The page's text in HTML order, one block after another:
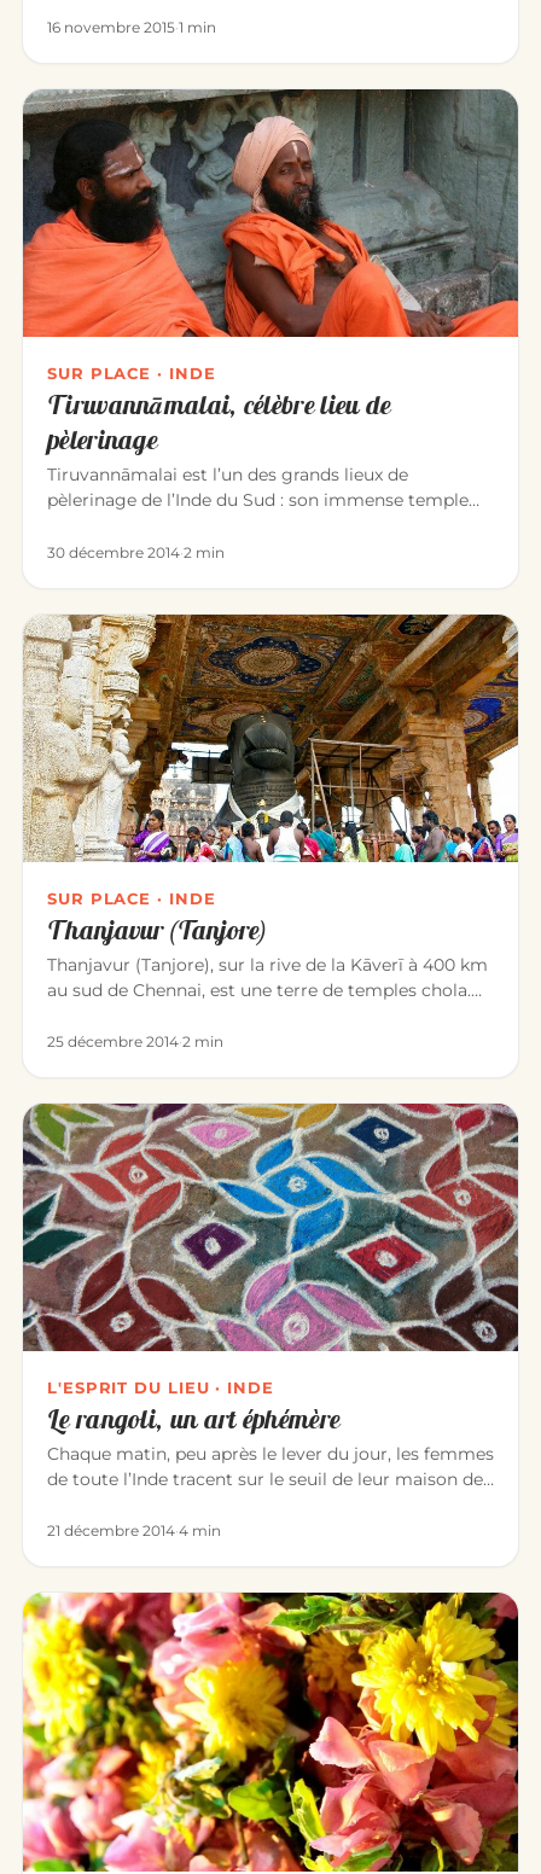
16 novembre 2015·1 min
SUR PLACE · INDE
Tiruvannāmalai, célèbre lieu de
pèlerinage
Tiruvannāmalai est l’un des grands lieux de
pèlerinage de l’Inde du Sud : son immense temple
30 décembre 2014·2 min
SUR PLACE · INDE
Thanjavur (Tanjore)
Thanjavur (Tanjore), sur la rive de la Kāverī à 400 km
au sud de Chennai, est une terre de temples chola.
25 décembre 2014·2 min
L'ESPRIT DU LIEU · INDE
Le rangoli, un art éphémère
Chaque matin, peu après le lever du jour, les femmes
de toute l’Inde tracent sur le seuil de leur maison des
21 décembre 2014·4 min